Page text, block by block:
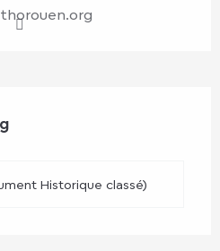
Historique classé)